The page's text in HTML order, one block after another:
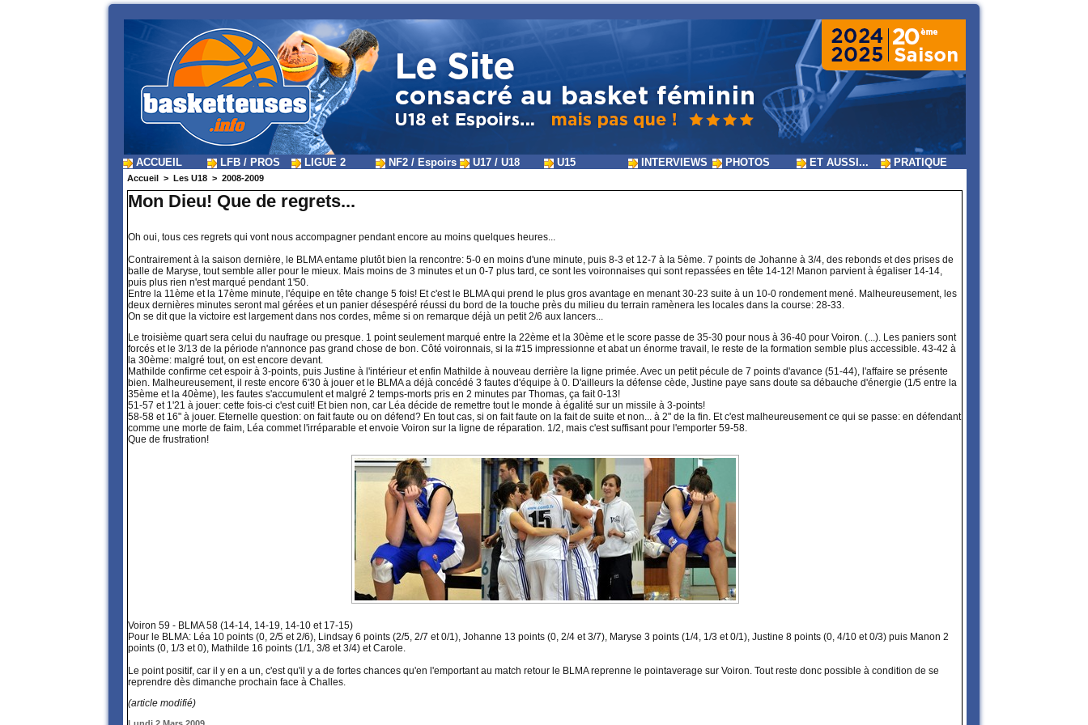
ACCUEIL LFB / PROS LIGUE 2 NF2 / Espoirs U17 / U18 U15 INTERVIEWS PHOTOS ET AUSSI... PRATIQUE
Accueil > Les U18 > 2008-2009
Mon Dieu! Que de regrets...
Oh oui, tous ces regrets qui vont nous accompagner pendant encore au moins quelques heures...
Contrairement à la saison dernière, le BLMA entame plutôt bien la rencontre: 5-0 en moins d'une minute, puis 8-3 et 12-7 à la 5ème. 7 points de Johanne à 3/4, des rebonds et des prises de
balle de Maryse, tout semble aller pour le mieux. Mais moins de 3 minutes et un 0-7 plus tard, ce sont les voironnaises qui sont repassées en tête 14-12! Manon parvient à égaliser 14-14,
puis plus rien n'est marqué pendant 1'50.
Entre la 11ème et la 17ème minute, l'équipe en tête change 5 fois! Et c'est le BLMA qui prend le plus gros avantage en menant 30-23 suite à un 10-0 rondement mené. Malheureusement, les
deux dernières minutes seront mal gérées et un panier désespéré réussi du bord de la touche près du milieu du terrain ramènera les locales dans la course: 28-33.
On se dit que la victoire est largement dans nos cordes, même si on remarque déjà un petit 2/6 aux lancers...
Le troisième quart sera celui du naufrage ou presque. 1 point seulement marqué entre la 22ème et la 30ème et le score passe de 35-30 pour nous à 36-40 pour Voiron. (...). Les paniers sont
forcés et le 3/13 de la période n'annonce pas grand chose de bon. Côté voironnais, si la #15 impressionne et abat un énorme travail, le reste de la formation semble plus accessible. 43-42 à
la 30ème: malgré tout, on est encore devant.
Mathilde confirme cet espoir à 3-points, puis Justine à l'intérieur et enfin Mathilde à nouveau derrière la ligne primée. Avec un petit pécule de 7 points d'avance (51-44), l'affaire se présente
bien. Malheureusement, il reste encore 6'30 à jouer et le BLMA a déjà concédé 3 fautes d'équipe à 0. D'ailleurs la défense cède, Justine paye sans doute sa débauche d'énergie (1/5 entre la
35ème et la 40ème), les fautes s'accumulent et malgré 2 temps-morts pris en 2 minutes par Thomas, ça fait 0-13!
51-57 et 1'21 à jouer: cette fois-ci c'est cuit! Et bien non, car Léa décide de remettre tout le monde à égalité sur un missile à 3-points!
58-58 et 16" à jouer. Eternelle question: on fait faute ou on défend? En tout cas, si on fait faute on la fait de suite et non... à 2" de la fin. Et c'est malheureusement ce qui se passe: en défendant
comme une morte de faim, Léa commet l'irréparable et envoie Voiron sur la ligne de réparation. 1/2, mais c'est suffisant pour l'emporter 59-58.
Que de frustration!
Voiron 59 - BLMA 58 (14-14, 14-19, 14-10 et 17-15)
Pour le BLMA: Léa 10 points (0, 2/5 et 2/6), Lindsay 6 points (2/5, 2/7 et 0/1), Johanne 13 points (0, 2/4 et 3/7), Maryse 3 points (1/4, 1/3 et 0/1), Justine 8 points (0, 4/10 et 0/3) puis Manon 2
points (0, 1/3 et 0), Mathilde 16 points (1/1, 3/8 et 3/4) et Carole.
Le point positif, car il y en a un, c'est qu'il y a de fortes chances qu'en l'emportant au match retour le BLMA reprenne le pointaverage sur Voiron. Tout reste donc possible à condition de se
reprendre dès dimanche prochain face à Challes.
(article modifié)